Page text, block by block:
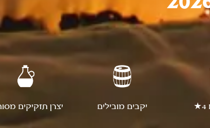
יקבים מובילים יצרן תזקיקים